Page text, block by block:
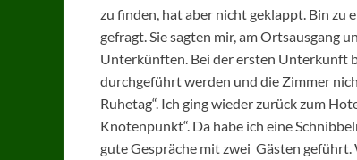
zu finden, hat aber nicht geklappt. Bin
gefragt. Sie sagten mir, am Ortsausgang
Unterkünften. Bei der ersten Unterkunft
durchgeführt werden und die Zimmer
Ruhetag“. Ich ging wieder zurück zum
Knotenpunkt“. Da habe ich eine
gute Gespräche mit zwei Gästen